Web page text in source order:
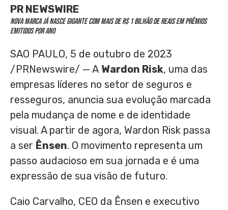
PR NEWSWIRE
Nova marca já nasce gigante com mais deR$ 1bilhão de reais em prêmios
emitidos por ano
SAO PAULO, 5 de outubro de 2023
/PRNewswire/ — A Wardon Risk, uma das
empresas líderes no setor de seguros e
resseguros, anuncia sua evolução marcada
pela mudança de nome e de identidade
visual. A partir de agora, Wardon Risk passa
a ser Ênsen. O movimento representa um
passo audacioso em sua jornada e é uma
expressão de sua visão de futuro.
Caio Carvalho, CEO da Ênsen e executivo